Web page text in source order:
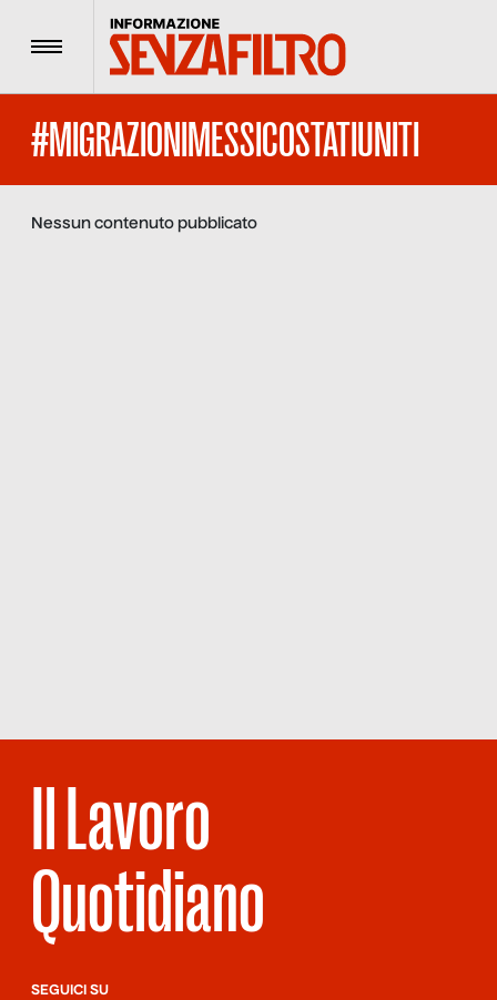
Menu
#MIGRAZIONIMESSICOSTATIUNITI
Nessun contenuto pubblicato
Il Lavoro
Quotidiano
SEGUICI SU